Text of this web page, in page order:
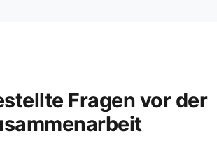
Fragen vor der